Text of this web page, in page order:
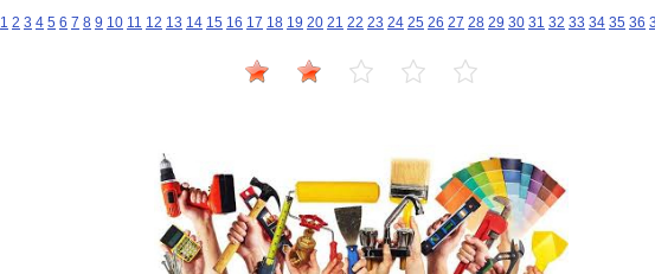
1 2 3 4 5 6 7 8 9 10 11 12 13 14 15 16 17 18 19 20 21 22 23 24 25 26 27 28 29 30 31 32 33 34 35 36